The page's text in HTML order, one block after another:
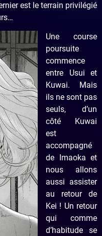
est le terrain privilégié
Une course
poursuite
commence
entre Usui et
Kuwai. Mais
ils ne sont pas
seuls, d’un
côté Kuwai
est
accompagné
de Imaoka et
nous allons
aussi assister
au retour de
Kei ! Un retour
qui comme
d’habitude se